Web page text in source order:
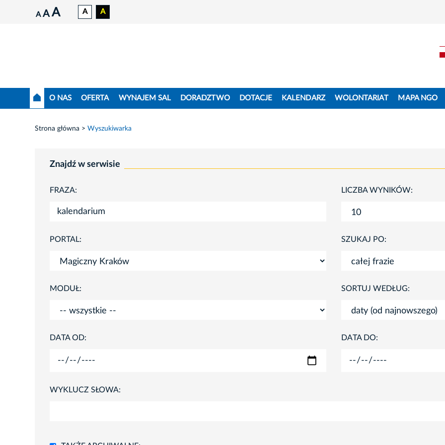
A A A A A
O NAS OFERTA WYNAJEM SAL DORADZTWO DOTACJE KALENDARZ WOLONTARIAT MAPA NGO
Strona główna Wyszukiwarka
Znajdź w serwisie
FRAZA: LICZBA WYNIKÓW:
PORTAL: SZUKAJ PO:
MODUŁ: SORTUJ WEDŁUG:
DATA OD: DATA DO:
WYKLUCZ SŁOWA: